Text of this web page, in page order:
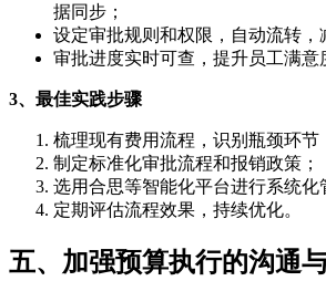
据同步；
设定审批规则和权限，自动流转，
审批进度实时可查，提升员工满意
3、最佳实践步骤
梳理现有费用流程，识别瓶颈环节
制定标准化审批流程和报销政策；
选用合思等智能化平台进行系统化
定期评估流程效果，持续优化。
五、加强预算执行的沟通